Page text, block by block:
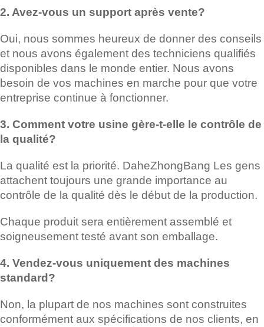
2. Avez-vous un support après vente?
Oui, nous sommes heureux de donner des conseils
et nous avons également des techniciens qualifiés
disponibles dans le monde entier. Nous avons
besoin de vos machines en marche pour que votre
entreprise continue à fonctionner.
3. Comment votre usine gère-t-elle le contrôle de
la qualité?
La qualité est la priorité. DaheZhongBang Les gens
attachent toujours une grande importance au
contrôle de la qualité dès le début de la production.
Chaque produit sera entièrement assemblé et
soigneusement testé avant son emballage.
4. Vendez-vous uniquement des machines
standard?
Non, la plupart de nos machines sont construites
conformément aux spécifications de nos clients, en